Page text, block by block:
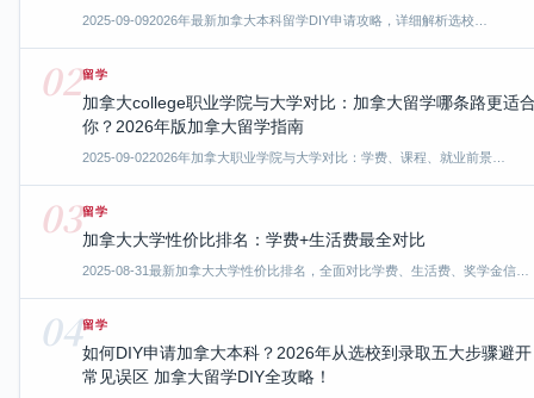
2025-09-092026年最新加拿大本科留学DIY申请攻略，详细解析选校…
02留学
加拿大college职业学院与大学对比：加拿大留学哪条路更适
你？2026年版加拿大留学指南
2025-09-022026年加拿大职业学院与大学对比：学费、课程、就业前景…
03留学
加拿大大学性价比排名：学费+生活费最全对比
2025-08-31最新加拿大大学性价比排名，全面对比学费、生活费、奖学金信…
04留学
如何DIY申请加拿大本科？2026年从选校到录取五大步骤避开
常见误区 加拿大留学DIY全攻略！